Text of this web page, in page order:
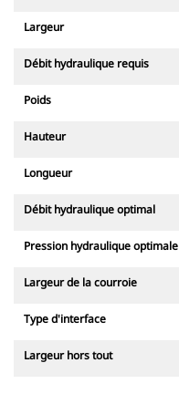
Largeur
Débit hydraulique requis
Poids
Hauteur
Longueur
Débit hydraulique optimal
Pression hydraulique optimale
Largeur de la courroie
Type d'interface
Largeur hors tout